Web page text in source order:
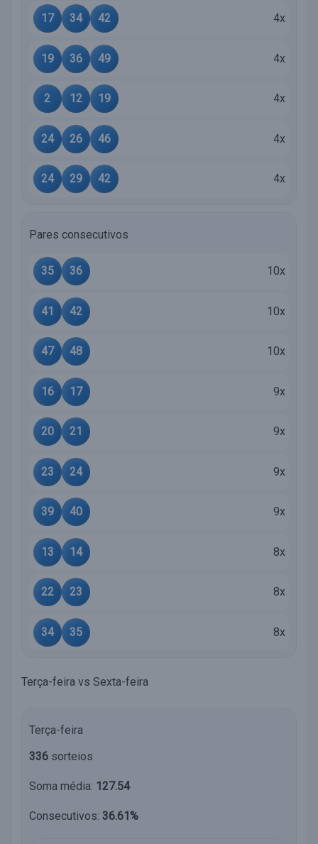
17 34 42 4x
19 36 49 4x
2 12 19 4x
24 26 46 4x
24 29 42 4x
Pares consecutivos
35 36 10x
41 42 10x
47 48 10x
16 17 9x
20 21 9x
23 24 9x
39 40 9x
13 14 8x
22 23 8x
34 35 8x
Terça-feira vs Sexta-feira
Terça-feira
336 sorteios
Soma média: 127.54
Consecutivos: 36.61%